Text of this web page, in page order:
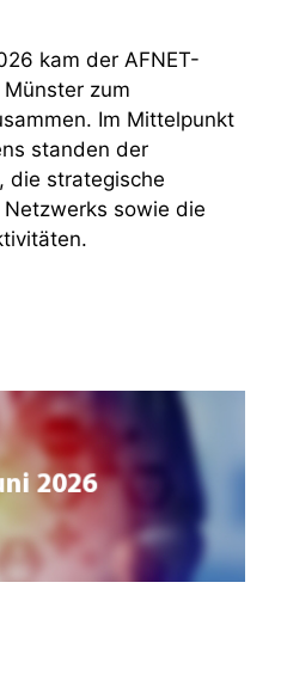
kam der AFNET-
zum
Im Mittelpunkt
standen der
die strategische
sowie die